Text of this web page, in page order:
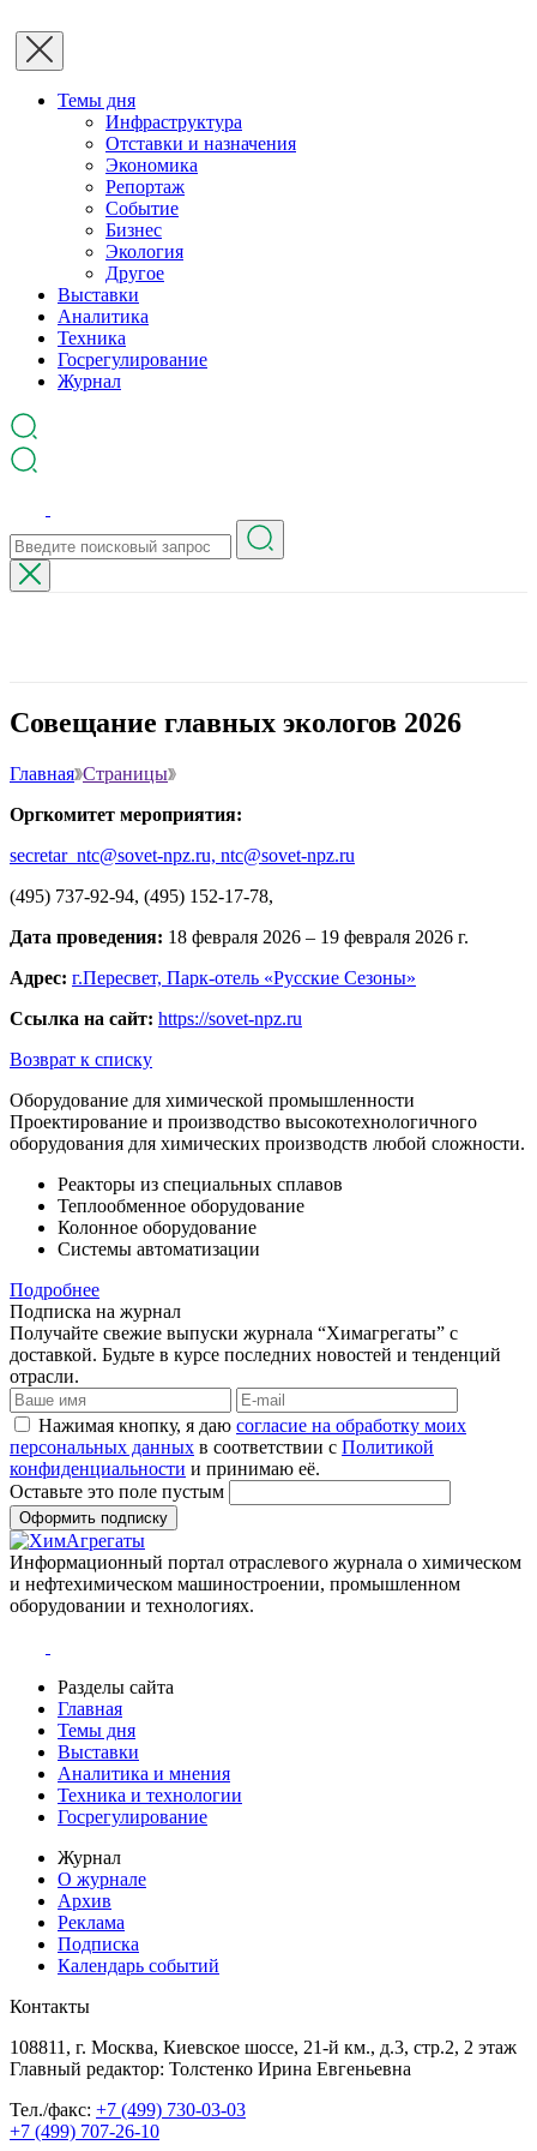
Темы дня
Инфраструктура
Отставки и назначения
Экономика
Репортаж
Событие
Бизнес
Экология
Другое
Выставки
Аналитика
Техника
Госрегулирование
Журнал
Совещание главных экологов 2026
Главная Страницы
Оргкомитет мероприятия:
secretar_ntc@sovet-npz.ru, ntc@sovet-npz.ru
(495) 737-92-94, (495) 152-17-78,
Дата проведения: 18 февраля 2026 – 19 февраля 2026 г.
Адрес: г.Пересвет, Парк-отель «Русские Сезоны»
Ссылка на сайт: https://sovet-npz.ru
Возврат к списку
Оборудование для химической промышленности
Проектирование и производство высокотехнологичного
оборудования для химических производств любой сложности.
Реакторы из специальных сплавов
Теплообменное оборудование
Колонное оборудование
Системы автоматизации
Подробнее
Подписка на журнал
Получайте свежие выпуски журнала “Химагрегаты” с
доставкой. Будьте в курсе последних новостей и тенденций
отрасли.
Нажимая кнопку, я даю согласие на обработку моих
персональных данных в соответствии с Политикой
конфиденциальности и принимаю её.
Оставьте это поле пустым
Оформить подписку
Информационный портал отраслевого журнала о химическом
и нефтехимическом машиностроении, промышленном
оборудовании и технологиях.
Разделы сайта
Главная
Темы дня
Выставки
Аналитика и мнения
Техника и технологии
Госрегулирование
Журнал
О журнале
Архив
Реклама
Подписка
Календарь событий
Контакты
108811, г. Москва, Киевское шоссе, 21-й км., д.3, стр.2, 2 этаж
Главный редактор: Толстенко Ирина Евгеньевна
Тел./факс: +7 (499) 730-03-03
+7 (499) 707-26-10